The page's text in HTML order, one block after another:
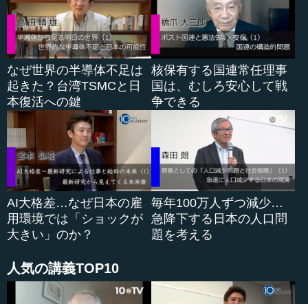
から解放され、本当にほっとしました。今でも、よく覚え
ています。
●アメリカと国交断絶するも、奇跡的に持ちこたえて
きた
それ以降、アメリカはキューバと断交し、非常に厳しい
経済制裁を続けてきました。アメリカと至近距離にあり、
砂糖の輸出をはじめとして、アメリカ経済に深く依存して
きたキューバは、1959年以降、56年間も持ちこたえてきた
のです。しかも、ソ連の崩壊以降は、ソ連からの援助も絶
えていました。これは世界史の奇跡の一つといわざるを得
ない、と思います。その間、キューバでの教育や医療は全
て無償でした。所得格差も最小限のものです。つまり、キ
アメリカは、キューバと国交を断絶して以来、アメリカ
の主導で構築した、南米諸国を網羅する米州機構
なぜ世界の半導体不足は
起きた？台湾TSMCと日
本復活への鍵
核保有する国連常任理事
国は、むしろ安心して戦
争できる
AI大格差…なぜ日本の雇
用環境では「ショックが
大きい」のか？
毎年100万人ずつ減少…
急降下する日本の人口問
題を考える
人気の講義TOP10